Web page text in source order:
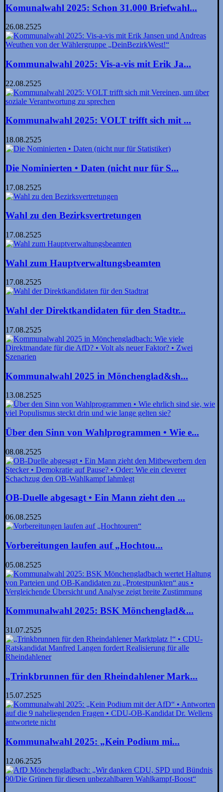
Komunalwahl 2025: Schon 31.000 Briefwahl...
26.08.2525
Kommunalwahl 2025: Vis-a-vis mit Erik Ja...
22.08.2525
Kommunalwahl 2025: VOLT trifft sich mit ...
18.08.2525
Die Nominierten • Daten (nicht nur für S...
17.08.2525
Wahl zu den Bezirksvertretungen
17.08.2525
Wahl zum Hauptverwaltungsbeamten
17.08.2525
Wahl der Direktkandidaten für den Stadtr...
17.08.2525
Kommunalwahl 2025 in Mönchen­glad&sh...
13.08.2525
Über den Sinn von Wahlprogrammen • Wie e...
08.08.2525
OB-Duelle abgesagt • Ein Mann zieht den ...
06.08.2525
Vorbereitungen laufen auf „Hochtou...
05.08.2525
Kommunalwahl 2025: BSK Mönchen­glad&...
31.07.2525
„Trinkbrunnen für den Rheindahlener Mark...
15.07.2525
Kommunalwahl 2025: „Kein Podium mi...
12.06.2525